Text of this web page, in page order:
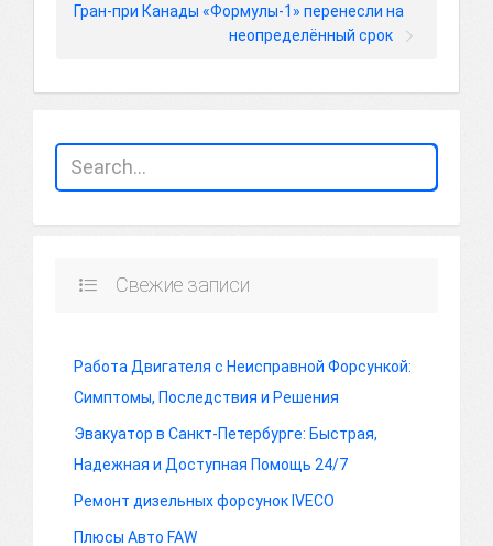
Гран-при Канады «Формулы-1» перенесли на
неопределённый срок
Свежие записи
Работа Двигателя с Неисправной Форсункой:
Симптомы, Последствия и Решения
Эвакуатор в Санкт-Петербурге: Быстрая,
Надежная и Доступная Помощь 24/7
Ремонт дизельных форсунок IVECO
Плюсы Авто FAW